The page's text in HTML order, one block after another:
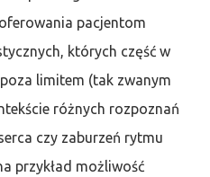
pacjentom
których część w
limitem (tak zwanym
różnych rozpoznań
czy zaburzeń rytmu
przykład możliwość